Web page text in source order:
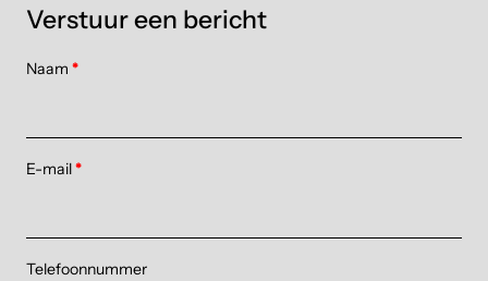
Verstuur een bericht
Naam *
E-mail*
Telefoonnummer